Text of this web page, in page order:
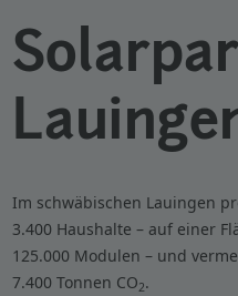
Im schwäbischen Lauingen
3.400 Haushalte – auf einer
125.000 Modulen – und
7.400 Tonnen CO2.